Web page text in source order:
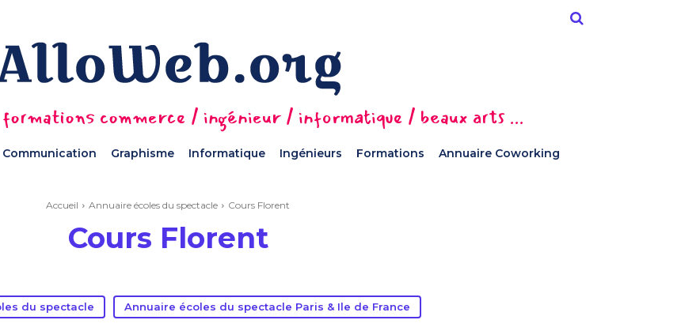
commerce / ingénieur / informatique / beaux arts ...
Communication Graphisme Informatique Ingénieurs Formations Annuaire Coworking
Accueil Annuaire écoles du spectacle Cours Florent
Cours Florent
du spectacle Annuaire écoles du spectacle Paris & Ile de France